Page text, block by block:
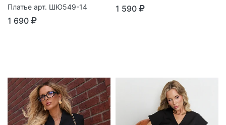
Платье арт. ШЮ549-14
1 690
1 590